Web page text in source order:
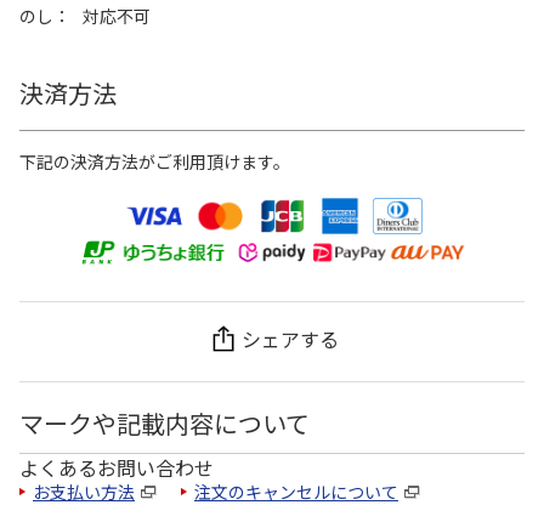
のし
対応不可
決済方法
下記の決済方法がご利用頂けます。
シェアする
マークや記載内容について
よくあるお問い合わせ
お支払い方法 注文のキャンセルについて